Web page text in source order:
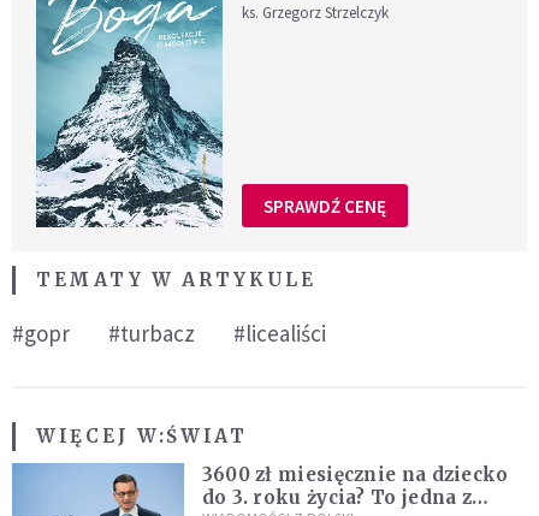
ks. Grzegorz Strzelczyk
SPRAWDŹ CENĘ
TEMATY W ARTYKULE
#gopr #turbacz #licealiści
WIĘCEJ W:ŚWIAT
3600 zł miesięcznie na dziecko
do 3. roku życia? To jedna z